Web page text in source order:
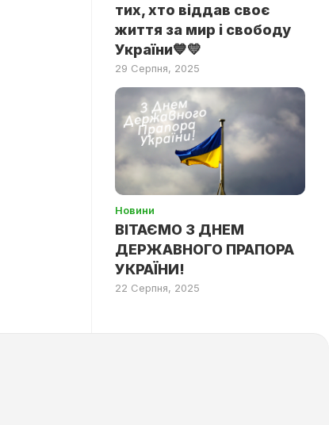
тих, хто віддав своє
життя за мир і свободу
України💙💛
29 Серпня, 2025
Новини
ВІТАЄМО З ДНЕМ
ДЕРЖАВНОГО ПРАПОРА
УКРАЇНИ!
22 Серпня, 2025